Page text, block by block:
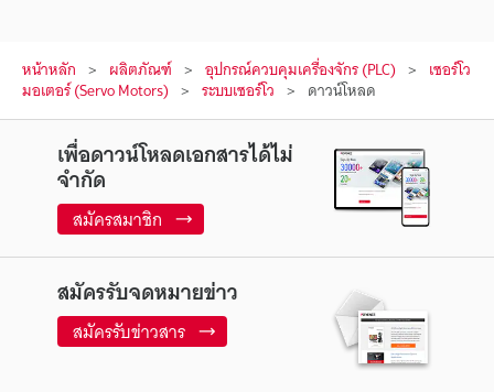
หน้าหลัก ผลิตภัณฑ์ อุปกรณ์ควบคุมเครื่องจักร (PLC) เซอร์โว
มอเตอร์ (Servo Motors) ระบบเซอร์โว ดาวน์โหลด
เพื่อดาวน์โหลดเอกสารได้ไม่
จำกัด
สมัครสมาชิก
สมัครรับจดหมายข่าว
สมัครรับข่าวสาร